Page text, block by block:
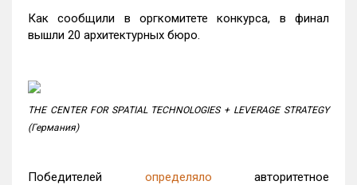
Как сообщили в оргкомитете конкурса, в финал
вышли 20 архитектурных бюро.
THE CENTER FOR SPATIAL TECHNOLOGIES + LEVERAGE STRATEGY
(Германия)
Победителей определяло авторитетное